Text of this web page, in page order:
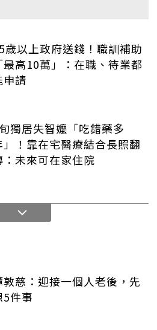
歲以上政府送錢！職訓補助
最高10萬」：在職、待業都
申請
獨居失智嬤「吃錯藥多
」！靠在宅醫療結合長照翻
：未來可在家住院
敦慈：迎接一個人老後，先
5件事